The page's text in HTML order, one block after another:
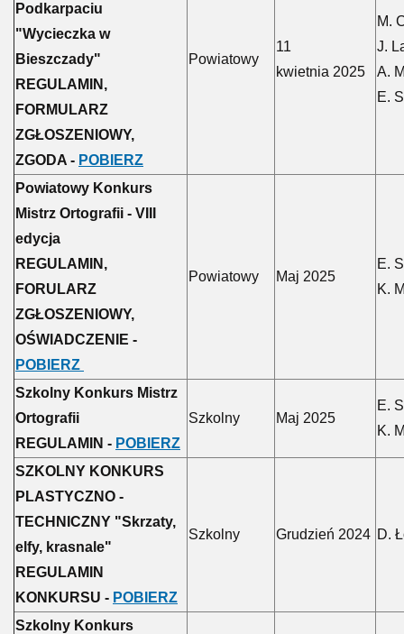
Podkarpaciu
"Wycieczka w
Bieszczady"
REGULAMIN,
FORMULARZ
ZGŁOSZENIOWY,
ZGODA - POBIERZ
Powiatowy
11
kwietnia 2025
M.
J.
A.
E.
Powiatowy Konkurs
Mistrz Ortografii - VIII
edycja
REGULAMIN,
FORULARZ
ZGŁOSZENIOWY,
OŚWIADCZENIE -
POBIERZ
Powiatowy Maj 2025
E.
K.
Szkolny Konkurs Mistrz
Ortografii
REGULAMIN - POBIERZ
Szkolny Maj 2025
E.
K.
SZKOLNY KONKURS
PLASTYCZNO -
TECHNICZNY "Skrzaty,
elfy, krasnale"
REGULAMIN
KONKURSU - POBIERZ
Szkolny Grudzień 2024 D.
Szkolny Konkurs